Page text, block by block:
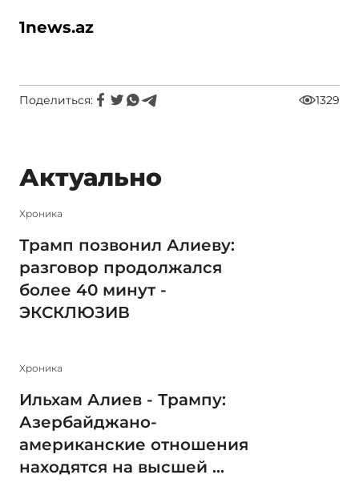
1news.az
Поделиться: 1329
Актуально
Xроника
Трамп позвонил Алиеву:
разговор продолжался
более 40 минут -
ЭКСКЛЮЗИВ
Xроника
Ильхам Алиев - Трампу:
Азербайджано-
американские отношения
находятся на высшей ...